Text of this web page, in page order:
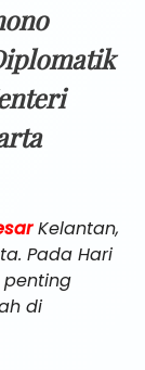
Kelantan,
Pada Hari
penting
di